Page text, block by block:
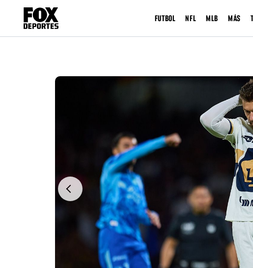
FUTBOL NFL MLB MÁS
Previous